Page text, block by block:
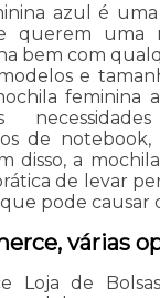
azul é
querem uma
bem com
e
feminina
de
disso, a
de levar
pode causar
várias
Loja de